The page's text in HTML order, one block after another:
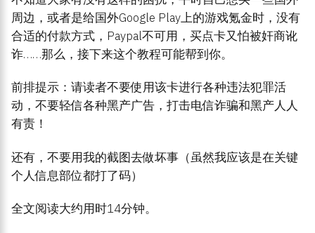
周边，或者是给国外Google Play上的游戏氪金时，没有
合适的付款方式，Paypal不可用，买点卡又怕被奸商讹
诈……那么，接下来这个教程可能帮到你。
前排提示：请读者不要使用该卡进行各种违法犯罪活
动，不要轻信各种黑产广告，打击电信诈骗和黑产人人
有责！
还有，不要用我的截图去做坏事（虽然我应该是在关键
个人信息部位都打了码）
全文阅读大约用时14分钟。